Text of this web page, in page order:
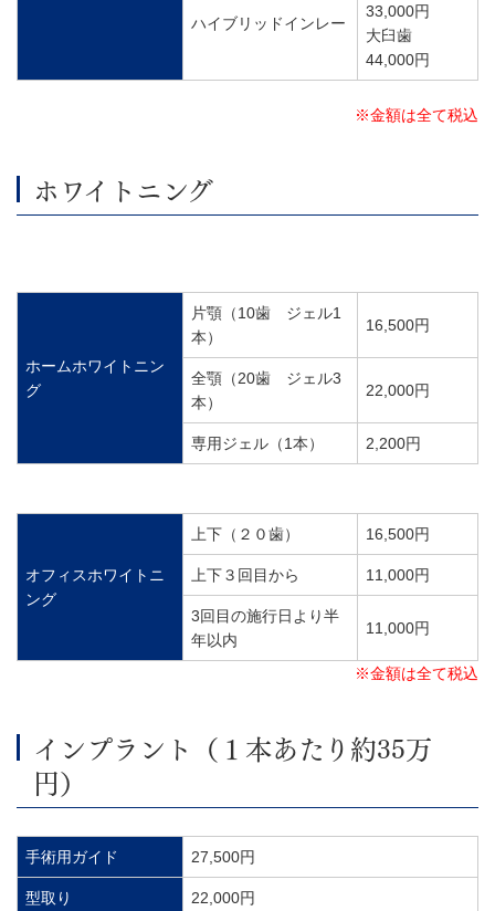
ハイブリッドインレー
33,000円
大臼歯
44,000円
※金額は全て税込
ホワイトニング
ホームホワイトニン
グ
片顎（10歯 ジェル1
本）
16,500円
全顎（20歯 ジェル3
本）
22,000円
専用ジェル（1本） 2,200円
オフィスホワイトニ
ング
上下（２０歯） 16,500円
上下３回目から 11,000円
3回目の施行日より半
年以内
11,000円
※金額は全て税込
インプラント（１本あたり約35万
円）
手術用ガイド 27,500円
型取り 22,000円